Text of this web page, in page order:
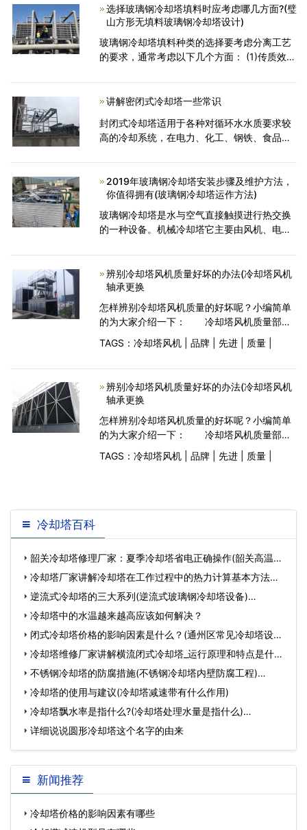
璃钢冷却塔防腐的
选择玻璃钢冷却塔填料时应考虑哪几方面?(璧
山方形无填料玻璃钢冷却塔设计)
玻璃钢冷却塔填料种类的选择要考虑分离工艺
的要求，通常考虑以下几个方面： (1)传质效率
填料。 (2)通量要大 在保证具有较高传质效率
的前提下，应选
讲解密闭式冷却塔一些常识
封闭式冷却塔适用于各种对循环水水质要求较
高的冷却系统，在电力、化工、钢铁、食品等
冷换热器相比，蒸发冷却塔利用了管下水分蒸
发的潜热，显著增强
2019年玻璃钢冷却塔安装步骤及维护方法，
你值得拥有(玻璃钢冷却塔运作方法)
玻璃钢冷却塔是水与空气直接触摸进行热交换
的一种设备。机械冷却塔它主要由风机、电
你知道玻璃钢冷却塔的安装步骤和维护方法吗?
下面就跟小
辨别冷却塔风机质量好坏的办法(冷却塔风机
轴承更换
怎样辨别冷却塔风机质量的好坏呢？小编简单
的为大家介绍一下： 冷却塔风机质量部稳
定从根本上说是冷却塔风机制造商的工程师不
够成熟，所以他们的冷却塔风机制造出来以后
TAGS： 冷却塔风机| 品牌| 先进| 质量|
辨别冷却塔风机质量好坏的办法(冷却塔风机
轴承更换
怎样辨别冷却塔风机质量的好坏呢？小编简单
的为大家介绍一下： 冷却塔风机质量部稳
定从根本上说是冷却塔风机制造商的工程师不
够成熟，所以他们的冷却塔风机制造出来以后
TAGS： 冷却塔风机| 品牌| 先进| 质量|
冷却塔百科
韶关冷却塔修理厂家：夏季冷却塔省电正确操作(韶关高温冷
却塔维修)…
冷却塔厂家讲解冷却塔在工作过程中的热力计算基本方法…
逆流式冷却塔的三大系列(逆流式玻璃钢冷却塔设备)…
冷却塔中的水温越来越高应该如何解决？
闭式冷却塔价格的影响因素是什么？(通州区常见冷却塔设备
成本价)…
冷却塔维修厂家讲解横流闭式冷却塔_运行原理和特点是什么
(温州200吨闭…
不锈钢冷却塔的防腐措施(不锈钢冷却塔内壁防腐工程)…
冷却塔的使用与建议(冷却塔减速带有什么作用)
冷却塔飘水率是指什么?(冷却塔处理水量是指什么)…
详细说说圆形冷却塔这个名字的由来
新闻推荐
冷却塔价格的影响因素有哪些